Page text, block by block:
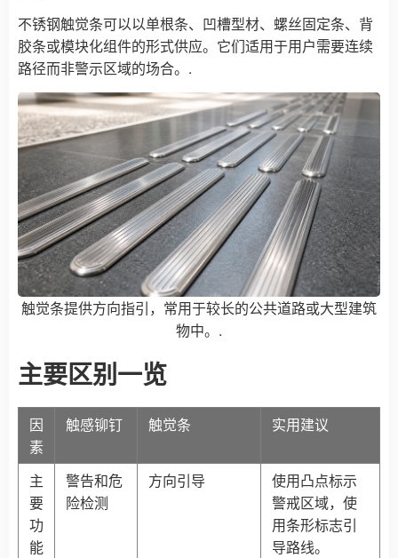
不锈钢触觉条可以以单根条、凹槽型材、螺丝固定条、背
胶条或模块化组件的形式供应。它们适用于用户需要连续
路径而非警示区域的场合。.
触觉条提供方向指引，常用于较长的公共道路或大型建筑
物中。.
主要区别一览
因
素
触感铆钉 触觉条 实用建议
主
要
功
能
警告和危
险检测
方向引导
使用凸点标示
警戒区域，使
用条形标志引
导路线。